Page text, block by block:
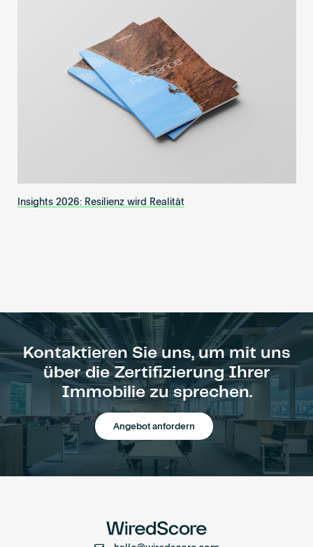
Insights 2026: Resilienz wird Realität
Kontaktieren Sie uns, um mit uns
über die Zertifizierung Ihrer
Immobilie zu sprechen.
Angebot anfordern